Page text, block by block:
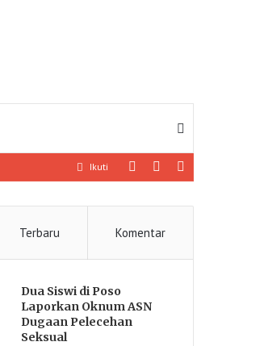
Artikel
Log
Ikuti
Terbaru Komentar
Dua Siswi di Poso
Laporkan Oknum ASN
Dugaan Pelecehan
Seksual